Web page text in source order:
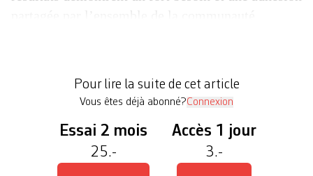
Pour lire la suite de cet article
Vous êtes déjà abonné?Connexion
Essai 2 mois
25.-
Accès 1 jour
3.-